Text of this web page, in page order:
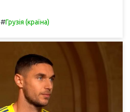
#Грузія (країна)